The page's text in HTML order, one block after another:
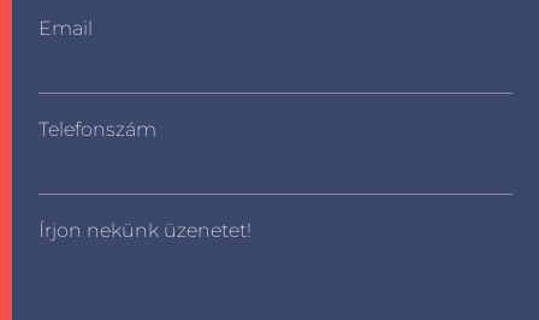
Email
Telefonszám
Írjon nekünk üzenetet!